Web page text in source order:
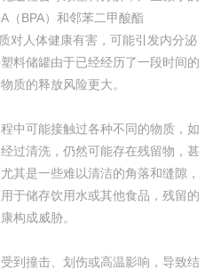
（BPA）和邻苯二甲酸酯
对人体健康有害，可能引发内分泌
料储罐由于已经经历了一段时间的
质的释放风险更大。
中可能接触过各种不同的物质，如
过清洗，仍然可能存在残留物，甚
其是一些难以清洁的角落和缝隙，
于储存饮用水或其他食品，残留的
构成威胁。
到撞击、划伤或高温影响，导致结